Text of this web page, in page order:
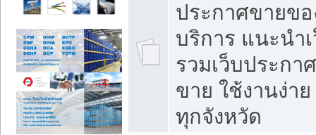
ประกาศขายข
บริการ แนะนำ
รวมเว็บประกา
ขาย ใช้งานง่า
ทุกจังหวัด